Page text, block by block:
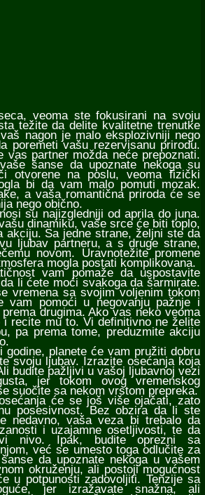
veoma ste fokusirani na svoju
težite da delite kvalitetne trenutke
nagon je malo eksplozivniji nego
poremeti vašu rezervisanu prirodu.
vas partner možda neće prepoznati.
šanse da upoznate nekoga su
otvorene na poslu, veoma fizički
bi da vam malo pomuti mozak.
a vaša romantična priroda će se
nego obično.
su najizgledniji od aprila do juna.
dinamiku, vaše srce će biti toplo,
akciju. Sa jedne strane, željni ste da
ljubav partneru, a s druge strane,
novom. Uravnotežite promene
mogla postati komplikovana.
vam pomaže da uspostavite
li ćete moći svakoga da šarmirate.
vremena sa svojim voljenim tokom
vam pomoći u negovanju pažnje i
drugima. Ako vas neko veoma
i recite mu to. Vi definitivno ne želite
pa prema tome, preduzmite akciju
planete će vam pružiti dobru
svoju ljubav. Izrazite osećanja koja
budite pažljivi u vašoj ljubavnoj vezi
jer tokom ovog vremenskog
suočite sa nekom vrstom prepreka.
će se još više ojačati, zato
posesivnost. Bez obzira da li ste
nedavno, vaša veza bi trebalo da
i uzajamne osetljivosti, te da
nivo. Ipak, budite oprezni sa
već se umesto toga odlučite za
da upoznate nekoga u vašem
okruženju, ali postoji mogućnost
u potpunosti zadovoljiti. Tenzije sa
jer izražavate snažna, ali